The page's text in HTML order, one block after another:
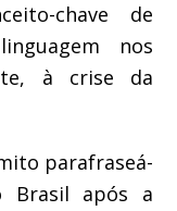
chave de
nos
à crise da
parafraseá-
Brasil após a